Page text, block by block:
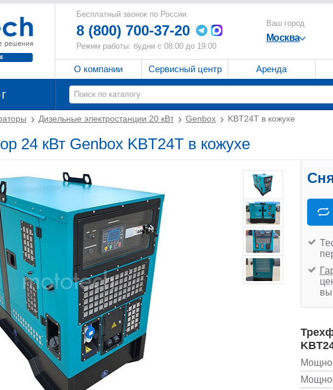
Бесплатный звонок по России
8 (800) 700-37-20
Режим работы: будни с 08:00 до 19:00
Ваш город
Москва
О компании Сервисный центр Аренда
Дизельные электростанции 20 кВт Genbox KBT24T в кожухе
24 кВт Genbox KBT24T в кожухе